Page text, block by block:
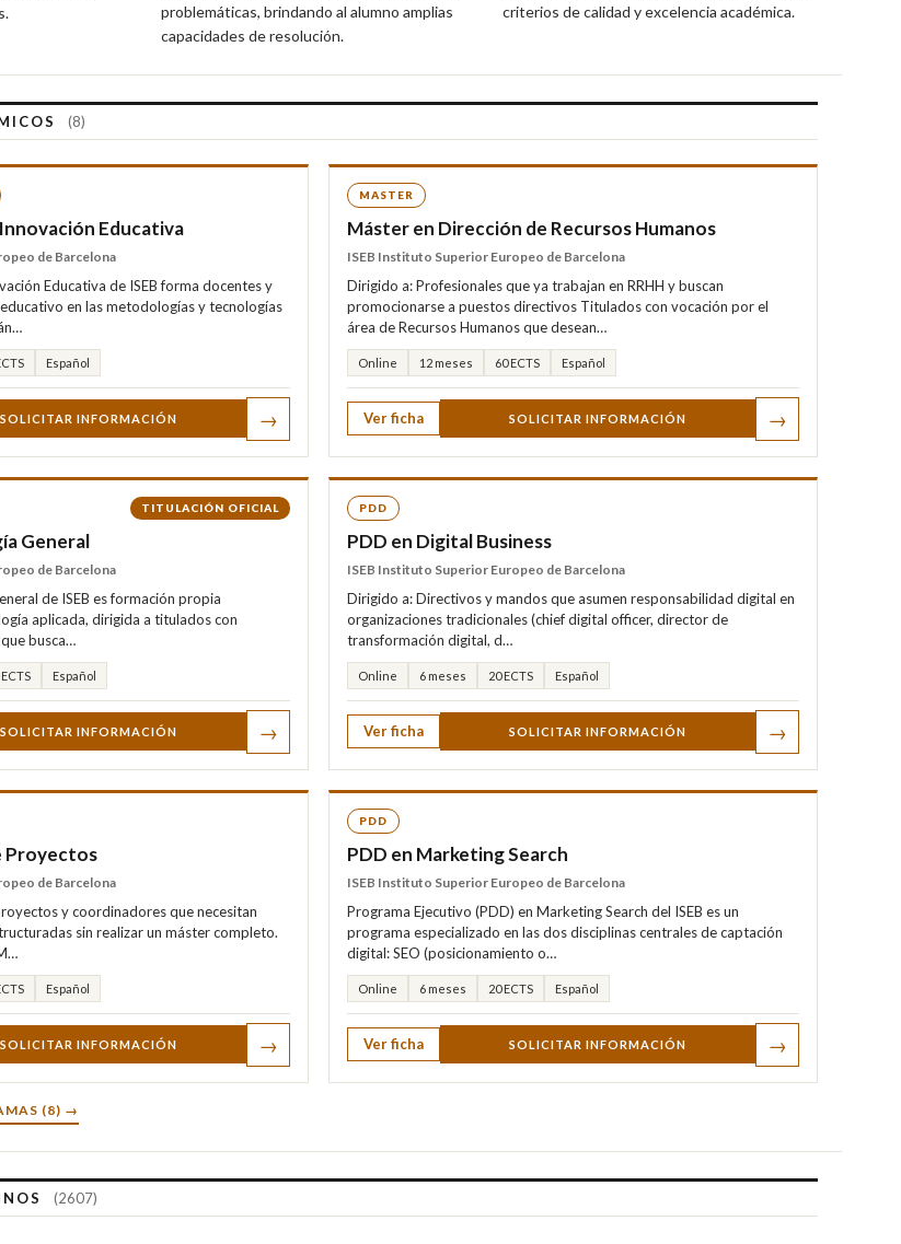
problemáticas, brindando al alumno amplias
capacidades de resolución.
criterios de calidad y excelencia académica.
(8)
Educativa
de Barcelona
Educativa de ISEB forma docentes y
en las metodologías y tecnologías
Español
SOLICITAR INFORMACIÓN →
MASTER
Máster en Dirección de Recursos Humanos
ISEB Instituto Superior Europeo de Barcelona
Dirigido a: Profesionales que ya trabajan en RRHH y buscan
promocionarse a puestos directivos Titulados con vocación por el
área de Recursos Humanos que desean…
Online 12 meses 60 ECTS Español
Ver ficha SOLICITAR INFORMACIÓN →
TITULACIÓN OFICIAL
General
de Barcelona
de ISEB es formación propia
aplicada, dirigida a titulados con
busca…
Español
SOLICITAR INFORMACIÓN →
PDD
PDD en Digital Business
ISEB Instituto Superior Europeo de Barcelona
Dirigido a: Directivos y mandos que asumen responsabilidad digital en
organizaciones tradicionales (chief digital officer, director de
transformación digital, d…
Online 6 meses 20 ECTS Español
Ver ficha SOLICITAR INFORMACIÓN →
Proyectos
de Barcelona
y coordinadores que necesitan
sin realizar un máster completo.
Español
SOLICITAR INFORMACIÓN →
PDD
PDD en Marketing Search
ISEB Instituto Superior Europeo de Barcelona
Programa Ejecutivo (PDD) en Marketing Search del ISEB es un
programa especializado en las dos disciplinas centrales de captación
digital: SEO (posicionamiento o…
Online 6 meses 20 ECTS Español
Ver ficha SOLICITAR INFORMACIÓN →
(8) →
(2607)